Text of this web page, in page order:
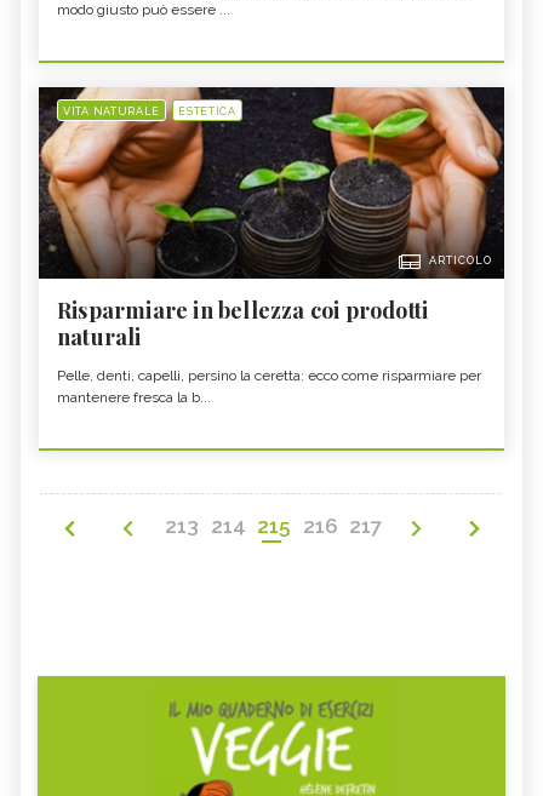
modo giusto può essere ...
VITA NATURALE ESTETICA
ARTICOLO
Risparmiare in bellezza coi prodotti
naturali
Pelle, denti, capelli, persino la ceretta: ecco come risparmiare per
mantenere fresca la b...
213 214 215 216 217